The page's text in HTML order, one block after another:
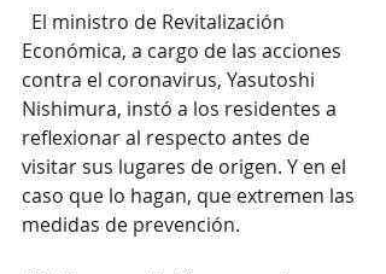
Económica, a cargo de las acciones
contra el coronavirus, Yasutoshi
Nishimura, instó a los residentes a
reflexionar al respecto antes de
visitar sus lugares de origen. Y en el
caso que lo hagan, que extremen las
medidas de prevención.